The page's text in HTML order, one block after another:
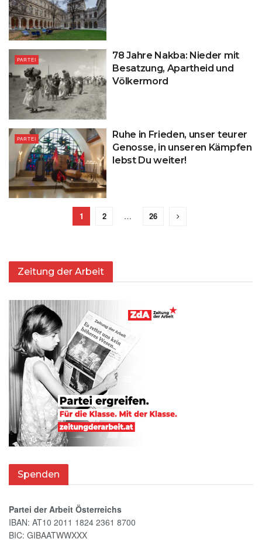
PARTEI
78 Jahre Nakba: Nieder mit
Besatzung, Apartheid und
Völkermord
PARTEI
Ruhe in Frieden, unser teurer
Genosse, in unseren Kämpfen
lebst Du weiter!
1 2 … 26
Zeitung der Arbeit
Spenden
Partei der Arbeit Österreichs
IBAN: AT10 2011 1824 2361 8700
BIC: GIBAATWWXXX